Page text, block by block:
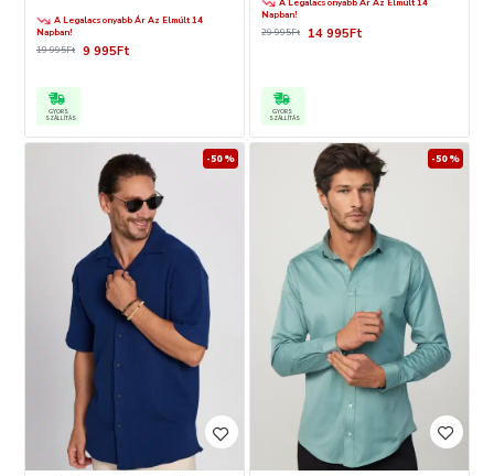
A Legalacsonyabb Ár Az Elmúlt 14
Napban!
9 995Ft
19 995Ft
GYORS
SZÁLLÍTÁS
A Legalacsonyabb Ár Az Elmúlt 14
Napban!
14 995Ft
29 995Ft
GYORS
SZÁLLÍTÁS
-50 % -50 %